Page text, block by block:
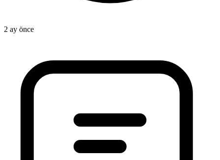
2 ay önce